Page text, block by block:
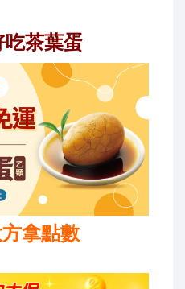
吃茶葉蛋
拿點數